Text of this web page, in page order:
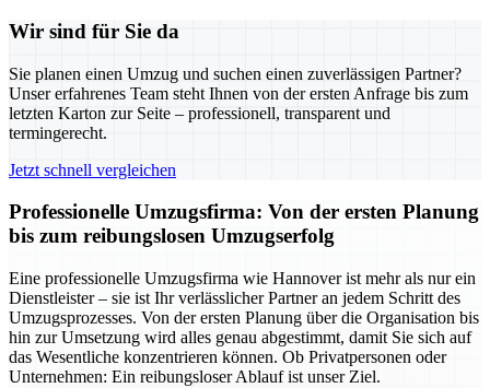
Wir sind für Sie da
Sie planen einen Umzug und suchen einen zuverlässigen Partner?
Unser erfahrenes Team steht Ihnen von der ersten Anfrage bis zum
letzten Karton zur Seite – professionell, transparent und
termingerecht.
Jetzt schnell vergleichen
Professionelle Umzugsfirma: Von der ersten Planung
bis zum reibungslosen Umzugserfolg
Eine professionelle Umzugsfirma wie Hannover ist mehr als nur ein
Dienstleister – sie ist Ihr verlässlicher Partner an jedem Schritt des
Umzugsprozesses. Von der ersten Planung über die Organisation bis
hin zur Umsetzung wird alles genau abgestimmt, damit Sie sich auf
das Wesentliche konzentrieren können. Ob Privatpersonen oder
Unternehmen: Ein reibungsloser Ablauf ist unser Ziel.